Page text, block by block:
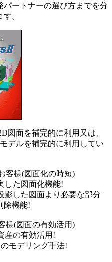
パートナーの選び方までを分
。
図面を補完的に利用又は、
デルを補完的に利用してい
客様(図面化の時短)
した図面化機能!
影した図面より必要な部分
除機能!
様(図面の有効活用)
産の有効活用!
モデリング手法!